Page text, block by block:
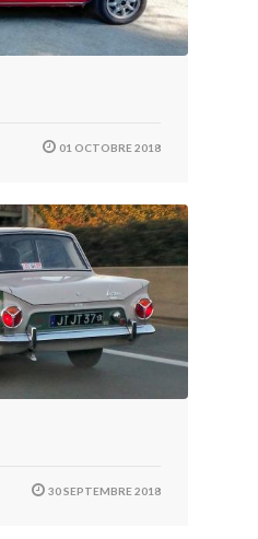
01 OCTOBRE 2018
30 SEPTEMBRE 2018